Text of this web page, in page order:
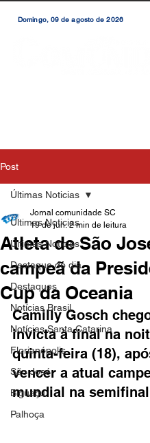
Domingo, 09 de agosto de 2026
Post
Últimas Noticias
Últimas Notícias
Destaque do dia
Destaques
Notícias Brasil
Notícias Santa Catarina
Florianópolis
São José
Biguaçu
Palhoça
Últimas Noticias
Atleta de São
campeã da
Cup da Oceania
Jornal comunidade SC
19 de jun. 2 min de leitura
Camilly Gosch
invicta à final na
quinta-feira (18),
vencer a atual
mundial na semifinal